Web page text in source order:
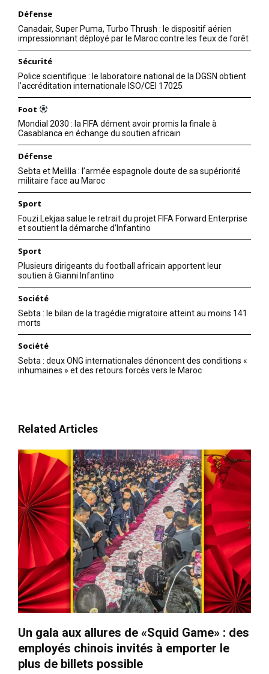
Défense
Canadair, Super Puma, Turbo Thrush : le dispositif aérien
impressionnant déployé par le Maroc contre les feux de forêt
Sécurité
Police scientifique : le laboratoire national de la DGSN obtient
l’accréditation internationale ISO/CEI 17025
Foot
Mondial 2030 : la FIFA dément avoir promis la finale à
Casablanca en échange du soutien africain
Défense
Sebta et Melilla : l’armée espagnole doute de sa supériorité
militaire face au Maroc
Sport
Fouzi Lekjaa salue le retrait du projet FIFA Forward Enterprise
et soutient la démarche d’Infantino
Sport
Plusieurs dirigeants du football africain apportent leur
soutien à Gianni Infantino
Société
Sebta : le bilan de la tragédie migratoire atteint au moins 141
morts
Société
Sebta : deux ONG internationales dénoncent des conditions «
inhumaines » et des retours forcés vers le Maroc
Related Articles
Un gala aux allures de «Squid Game» : des
employés chinois invités à emporter le
plus de billets possible